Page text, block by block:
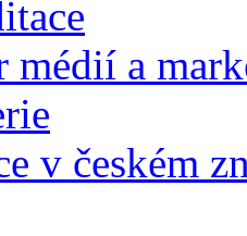
médií a
v českém